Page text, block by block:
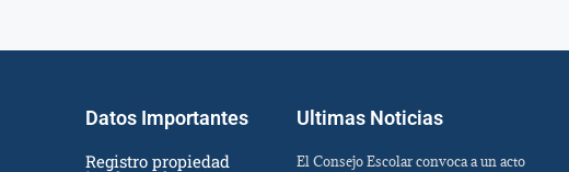
Datos Importantes
Registro propiedad
Ultimas Noticias
El Consejo Escolar convoca a un acto